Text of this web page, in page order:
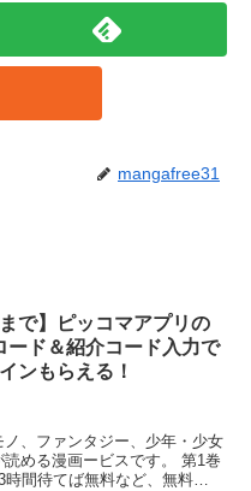
mangafree31
まで】ピッコマアプリの
ード＆紹介コード入力で
ンもらえる！
、ファンタジー、少年・少女
る漫画ービスです。 第1巻
間待てば無料など、無料で